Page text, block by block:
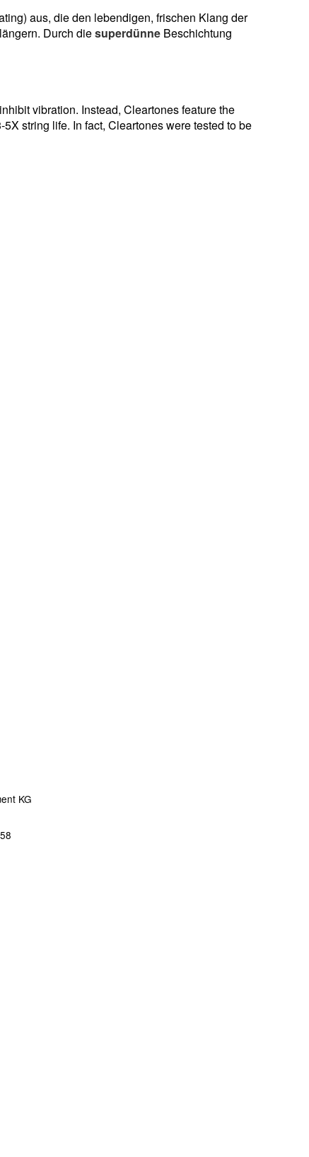
aus, die den lebendigen, frischen Klang der
Durch diesuperdünne Beschichtung
vibration. Instead, Cleartones feature the
string life. In fact, Cleartones were tested to be
KG